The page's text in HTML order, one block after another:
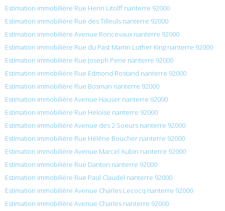
Estimation immobilière Rue Henri Litolff nanterre 92000
Estimation immobilière Rue des Tilleuls nanterre 92000
Estimation immobilière Avenue Roncevaux nanterre 92000
Estimation immobilière Rue du Past Martin Luther King nanterre 92000
Estimation immobilière Rue Joseph Pene nanterre 92000
Estimation immobilière Rue Edmond Rostand nanterre 92000
Estimation immobilière Rue Bosman nanterre 92000
Estimation immobilière Avenue Hauser nanterre 92000
Estimation immobilière Rue Heloise nanterre 92000
Estimation immobilière Avenue des 2 Soeurs nanterre 92000
Estimation immobilière Rue Hélène Boucher nanterre 92000
Estimation immobilière Avenue Marcel Aubin nanterre 92000
Estimation immobilière Rue Danton nanterre 92000
Estimation immobilière Rue Paul Claudel nanterre 92000
Estimation immobilière Avenue Charles Lecocq nanterre 92000
Estimation immobilière Avenue Charles nanterre 92000